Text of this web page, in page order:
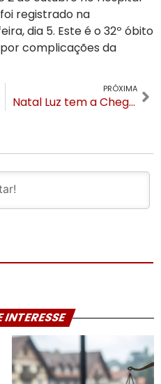
registrado na
dia 5. Este é o 32º óbito
complicações da
PRÓXIMA
Natal Luz tem a Chegada do Papai Noel neste sábado
INTERESSE